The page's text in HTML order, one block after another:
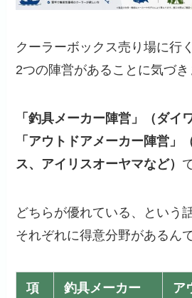
クーラーボックス売り場に行
2つの陣営があることに気づき
「釣具メーカー陣営」（ダイ
「アウトドアメーカー陣営」
ス、アイリスオーヤマなど）
どちらが優れている、という
それぞれに得意分野があるんで
項
釣具メーカー
ア